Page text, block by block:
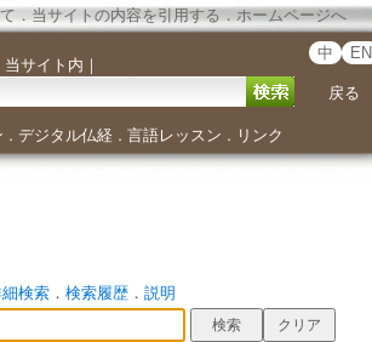
．当サイトの内容を引用する ． ホームページへ
当サイト内 ｜
中 EN
戻る
． デジタル仏経． 言語レッスン ． リンク
検索． 検索履歴． 説明